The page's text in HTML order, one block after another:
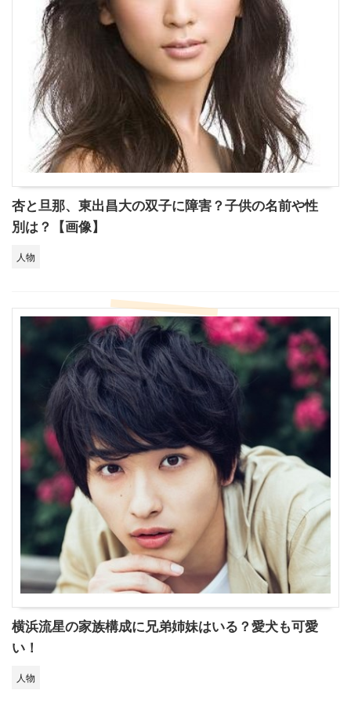
杏と旦那、東出昌大の双子に障害？子供の名前や性
別は？【画像】
人物
横浜流星の家族構成に兄弟姉妹はいる？愛犬も可愛
い！
人物